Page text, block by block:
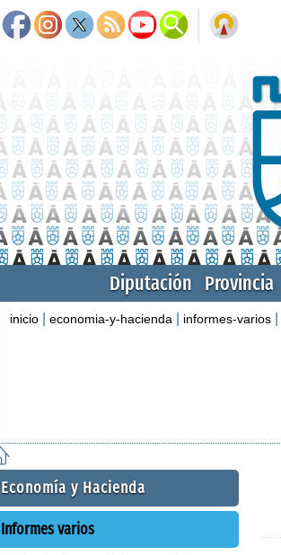
Diputación Provincia
inicio economia-y-hacienda informes-varios
Economía y Hacienda
Informes varios